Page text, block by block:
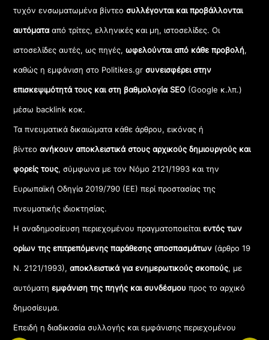
τυχόν ενσωματωμένα βίντεοσυλλέγονται και προβάλλονται
αυτόματααπό τρίτες, ελληνικές και μη, ιστοσελίδες. Οι
ιστοσελίδες αυτές, ως πηγές,ωφελούνται από κάθε προβολή,
καθώς η εμφάνιση στο Politikes.gr συνεισφέρει στην
επισκεψιμότητά τους και στη βαθμολογία SEO (Google κ.λπ.)
μέσω backlink κοκ.
Τα πνευματικά δικαιώματα κάθε άρθρου, εικόνας ή
βίντεοανήκουν αποκλειστικά στους αρχικούς δημιουργούς και
φορείς τους, σύμφωνα με τον Νόμο 2121/1993 και την
Ευρωπαϊκή Οδηγία 2019/790 (ΕΕ) περί προστασίας της
πνευματικής ιδιοκτησίας.
Η αναδημοσίευση περιεχομένου πραγματοποιείταιεντός των
ορίων της επιτρεπόμενης παράθεσης αποσπασμάτων (άρθρο 19
Ν. 2121/1993), αποκλειστικά για ενημερωτικούς σκοπούς, με
αυτόματηεμφάνιση της πηγής και συνδέσμου προς το αρχικό
δημοσίευμα.
Επειδή η διαδικασία συλλογής και εμφάνισης περιεχομένου